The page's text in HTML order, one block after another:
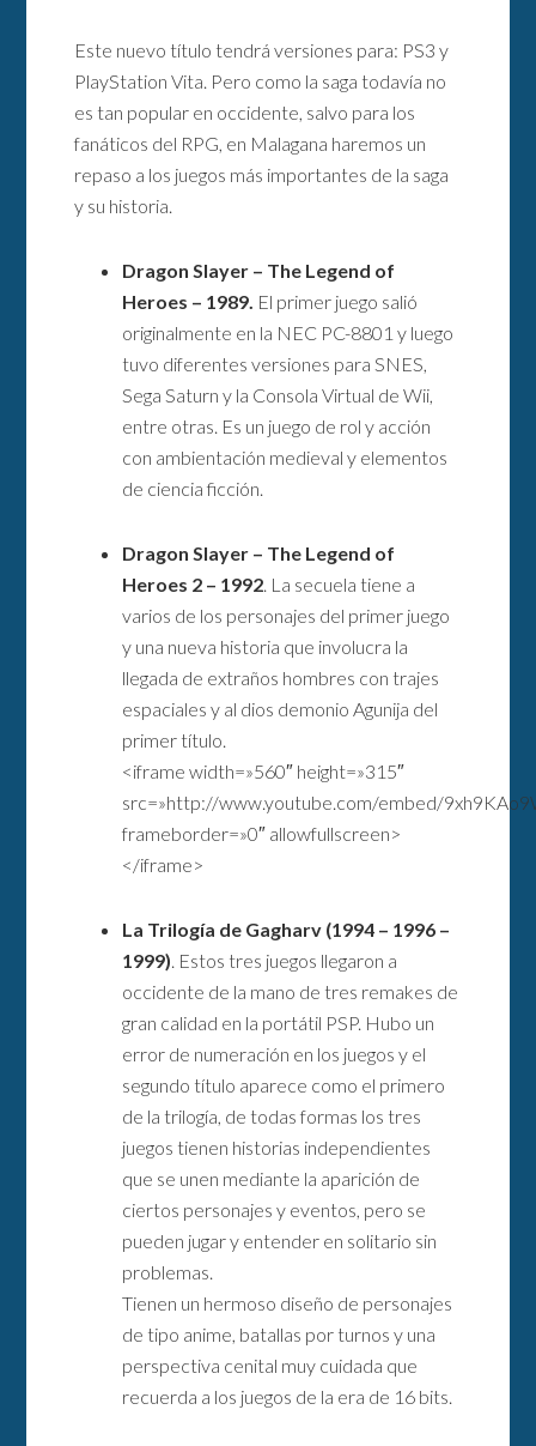
Este nuevo título tendrá versiones para: PS3 y
PlayStation Vita. Pero como la saga todavía no
es tan popular en occidente, salvo para los
fanáticos del RPG, en Malagana haremos un
repaso a los juegos más importantes de la saga
y su historia.
Dragon Slayer – The Legend of
Heroes – 1989. El primer juego salió
originalmente en la NEC PC-8801 y luego
tuvo diferentes versiones para SNES,
Sega Saturn y la Consola Virtual de Wii,
entre otras. Es un juego de rol y acción
con ambientación medieval y elementos
de ciencia ficción.
Dragon Slayer – The Legend of
Heroes 2 – 1992 . La secuela tiene a
varios de los personajes del primer juego
y una nueva historia que involucra la
llegada de extraños hombres con trajes
espaciales y al dios demonio Agunija del
primer título.
<iframe width=»560″ height=»315″
src=»http://www.youtube.com/embed/
frameborder=»0″ allowfullscreen>
</iframe>
La Trilogía de Gagharv (1994 – 1996 –
1999) . Estos tres juegos llegaron a
occidente de la mano de tres remakes de
gran calidad en la portátil PSP. Hubo un
error de numeración en los juegos y el
segundo título aparece como el primero
de la trilogía, de todas formas los tres
juegos tienen historias independientes
que se unen mediante la aparición de
ciertos personajes y eventos, pero se
pueden jugar y entender en solitario sin
problemas.
Tienen un hermoso diseño de personajes
de tipo anime, batallas por turnos y una
perspectiva cenital muy cuidada que
recuerda a los juegos de la era de 16 bits.